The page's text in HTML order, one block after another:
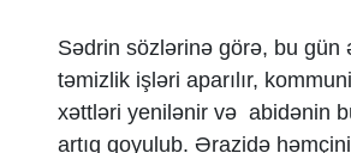
Sədrin sözlərinə görə, bu gün
təmizlik işləri aparılır,
xəttləri yenilənir və abidənin
artıq qoyulub. Ərazidə